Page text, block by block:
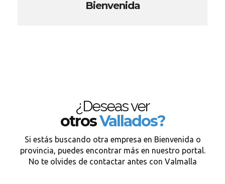
Bienvenida
¿Deseas ver
otrosVallados?
Si estás buscando otra empresa en Bienvenida o
provincia, puedes encontrar más en nuestro portal.
No te olvides de contactar antes con Valmalla